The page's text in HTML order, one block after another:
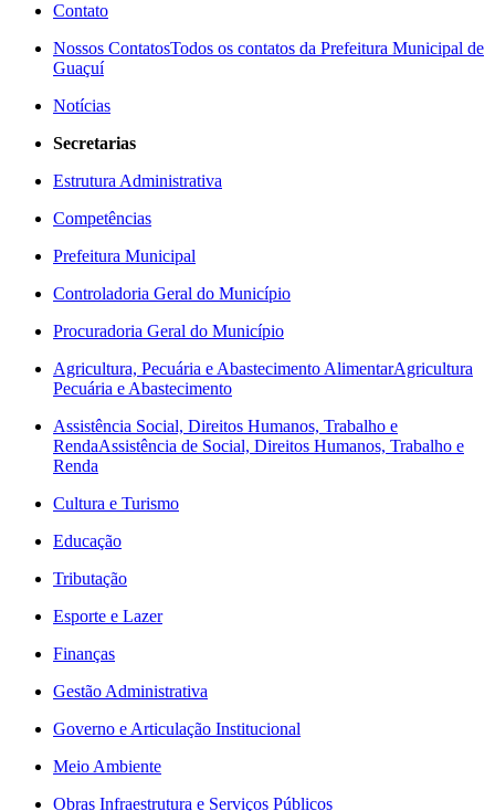
Contato
Nossos ContatosTodos os contatos da Prefeitura Municipal de
Guaçuí
Notícias
Secretarias
Estrutura Administrativa
Competências
Prefeitura Municipal
Controladoria Geral do Município
Procuradoria Geral do Município
Agricultura, Pecuária e Abastecimento AlimentarAgricultura
Pecuária e Abastecimento
Assistência Social, Direitos Humanos, Trabalho e
RendaAssistência de Social, Direitos Humanos, Trabalho e
Renda
Cultura e Turismo
Educação
Tributação
Esporte e Lazer
Finanças
Gestão Administrativa
Governo e Articulação Institucional
Meio Ambiente
Obras Infraestrutura e Serviços Públicos